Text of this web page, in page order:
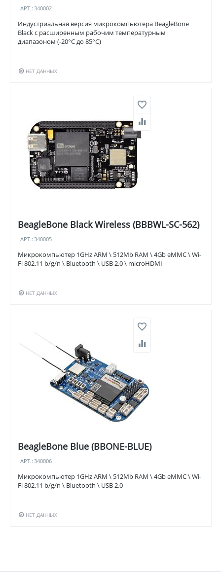
АРТ.: 340002
Индустриальная версия микрокомпьютера BeagleBone
Black с расширенным рабочим температурным
диапазоном (-20°C до 85°C)
НЕТ ДАННЫХ
BeagleBone Black Wireless (BBBWL-SC-562)
АРТ.: 340005
Микрокомпьютер 1GHz ARM \ 512Mb RAM \ 4Gb eMMC \ Wi-
Fi 802.11 b/g/n \ Bluetooth \ USB 2.0 \ microHDMI
НЕТ ДАННЫХ
BeagleBone Blue (BBONE-BLUE)
АРТ.: 340006
Микрокомпьютер 1GHz ARM \ 512Mb RAM \ 4Gb eMMC \ Wi-
Fi 802.11 b/g/n \ Bluetooth \ USB 2.0
НЕТ ДАННЫХ